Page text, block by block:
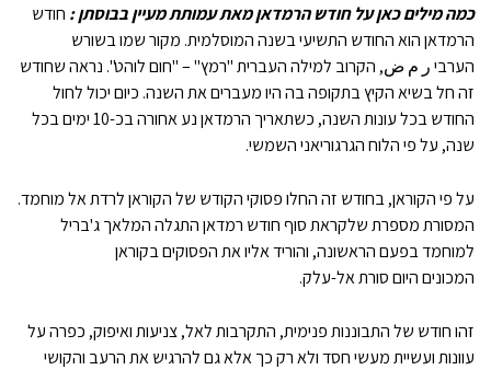
כמה מילים כאן על חודש הרמדאן מאת עמותת מעיין בבוסתן : חודש
הרמדאן הוא החודש התשיעי בשנה המוסלמית. מקור שמו בשורש
הערבי ر م ض, הקרוב למילה העברית "רמץ" – "חום לוהט". נראה שחודש
זה חל בשיא הקיץ בתקופה בה היו מעברים את השנה. כיום יכול לחול
החודש בכל עונות השנה, כשתאריך הרמדאן נע אחורה בכ-10 ימים בכל
שנה, על פי הלוח הגרגוריאני השמשי.
על פי הקוראן, בחודש זה החלו פסוקי הקודש של הקוראן לרדת אל מוחמד.
המסורת מספרת שלקראת סוף חודש רמדאן התגלה המלאך ג'בריל
למוחמד בפעם הראשונה, והוריד אליו את הפסוקים בקוראן
המכונים היום סורת אל-עלק.
זהו חודש של התבוננות פנימית, התקרבות לאל, צניעות ואיפוק, כפרה על
עוונות ועשיית מעשי חסד ולא רק כך אלא גם להרגיש את הרעב והקושי